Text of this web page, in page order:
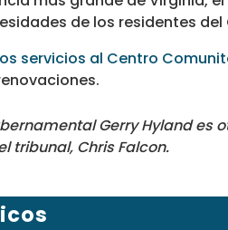
de los residentes
servicios al Centro
Gerry Hyland
tribunal, Chris Falcon.